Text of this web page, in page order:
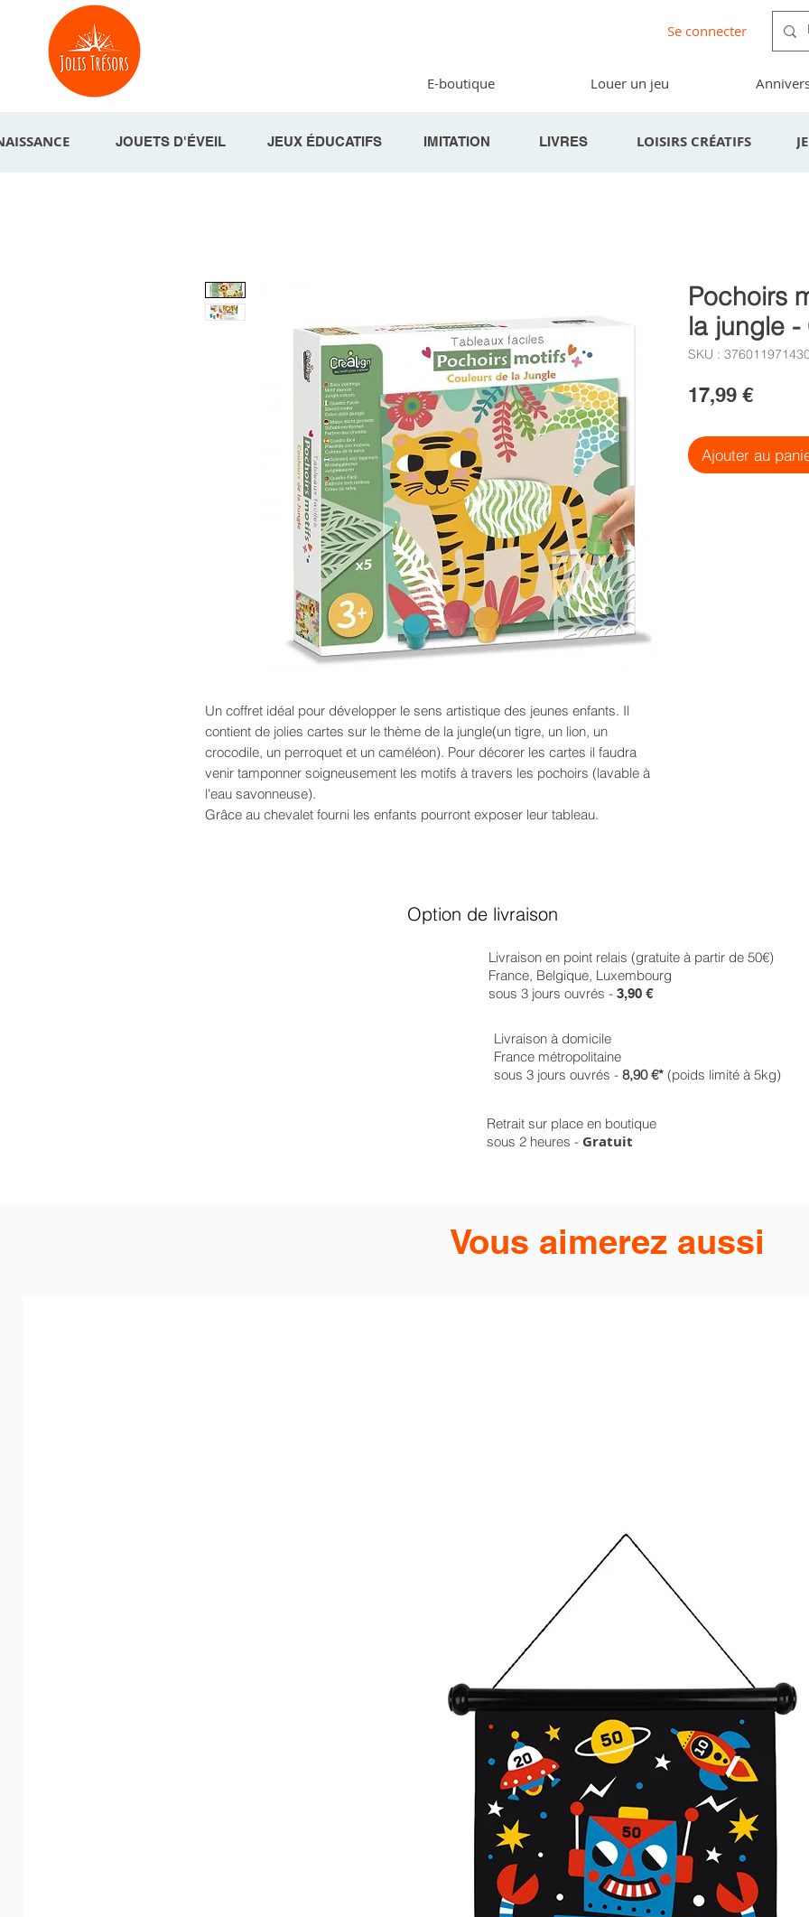
Se connecter
E-boutique Louer un jeu
JOUETS D'ÉVEIL JEUX ÉDUCATIFS IMITATION LIVRES LOISIRS CRÉATIFS
Un coffret idéal pour développer le sens artistique des jeunes enfants. Il
contient de jolies cartes sur le thème de la jungle(un tigre, un lion, un
crocodile, un perroquet et un caméléon). Pour décorer les cartes il faudra
venir tamponner soigneusement les motifs à travers les pochoirs (lavable à
l'eau savonneuse).
Grâce au chevalet fourni les enfants pourront exposer leur tableau.
Pochoirs
la jungle
SKU :
17,99 €Prix
Ajouter au
Option de livraison
Livraison en point relais (gratuite à partir de 50€)
France, Belgique, Luxembourg
sous 3 jours ouvrés - 3,90 €
Livraison à domicile
France métropolitaine
sous 3 jours ouvrés - 8,90 €* (poids limité à 5kg)
Retrait sur place en boutique
sous 2 heures - Gratuit
Vous aimerez aussi